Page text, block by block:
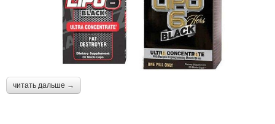
читать дальше →